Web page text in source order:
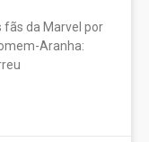
fãs da Marvel por
Aranha: